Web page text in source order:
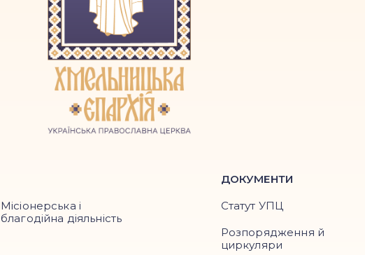
Місіонерська і
благодійна діяльність
ДОКУМЕНТИ
Статут УПЦ
Розпорядження й
циркуляри